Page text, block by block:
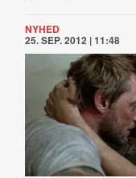
NYHED
25. SEP. 2012 | 11:48